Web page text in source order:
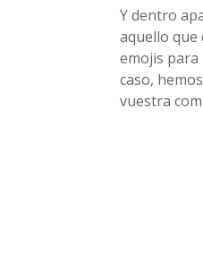
Y dentro
aquello que
emojis para
caso,
vuestra